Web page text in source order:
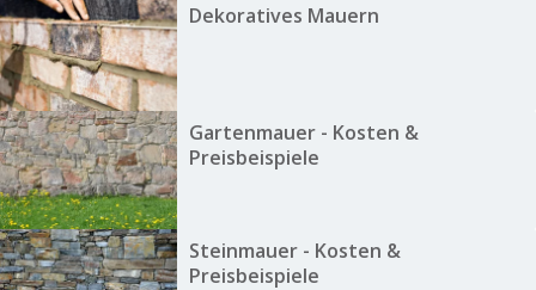
Dekoratives Mauern
Gartenmauer - Kosten &
Preisbeispiele
Steinmauer - Kosten &
Preisbeispiele